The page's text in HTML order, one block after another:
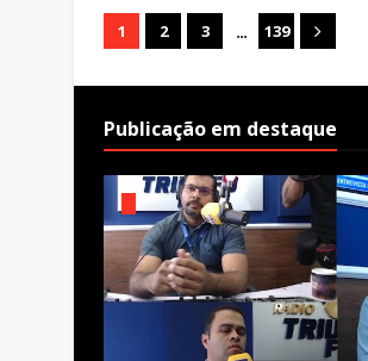
1 2 3 ... 139
Publicação em destaque